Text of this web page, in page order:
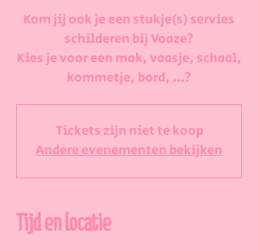
Kom jij ook je een stukje(s) servies
schilderen bij Voaze?
Kies je voor een mok, vaasje, schaal,
kommetje, bord, ...?
Tickets zijn niet te koop
Andere evenementen bekijken
Tijd en locatie